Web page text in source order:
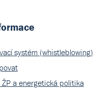
systém (whistleblowing)
a energetická politika